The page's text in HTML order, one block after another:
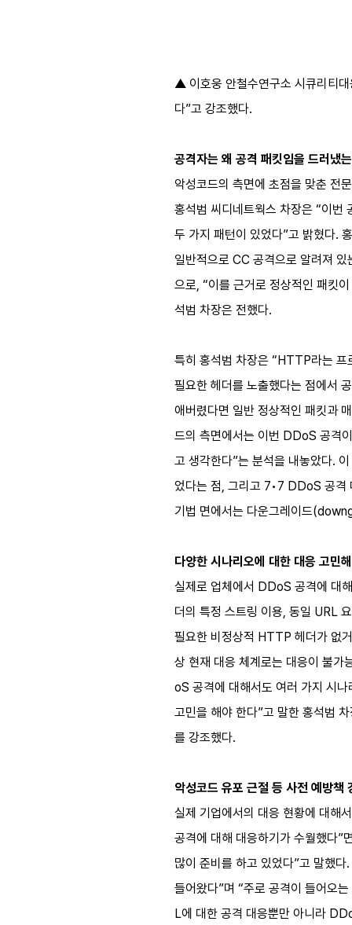
▲ 이호웅 안철수연구소 시큐리티
다”고 강조했다.
공격자는 왜 공격 패킷임을 드러냈
악성코드의 측면에 초점을 맞춘 전
홍석범 씨디네트웍스 차장은 “이
두 가지 패턴이 있었다”고 밝혔다.
일반적으로 CC 공격으로 알려져
으로, “이를 근거로 정상적인 패킷
석범 차장은 전했다.
특히 홍석범 차장은 “HTTP라는 프
필요한 헤더를 노출했다는 점에서
애버렸다면 일반 정상적인 패킷과
드의 측면에서는 이번 DDoS 공격
고 생각한다”는 분석을 내놓았다.
었다는 점, 그리고 7•7 DDoS 공격
기법 면에서는 다운그레이드
다양한 시나리오에 대한 대응 고민
실제로 업체에서 DDoS 공격에 대
더의 특정 스트링 이용, 동일 URL
필요한 비정상적 HTTP 헤더가 없
상 현재 대응 체계로는 대응이 불가
oS 공격에 대해서도 여러 가지 시
고민을 해야 한다”고 말한 홍석범
를 강조했다.
악성코드 유포 근절 등 사전 예방책
실제 기업에서의 대응 현황에 대해
공격에 대해 대응하기가 수월했다”
많이 준비를 하고 있었다”고 말했
들어왔다”며 “주로 공격이 들어오
L에 대한 공격 대응뿐만 아니라